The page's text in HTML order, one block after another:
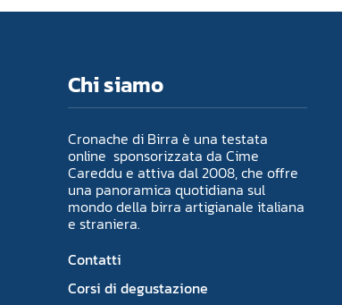
Chi siamo
Cronache di Birra è una testata
online sponsorizzata da Cime
Careddu e attiva dal 2008, che offre
una panoramica quotidiana sul
mondo della birra artigianale italiana
e straniera.
Contatti
Corsi di degustazione